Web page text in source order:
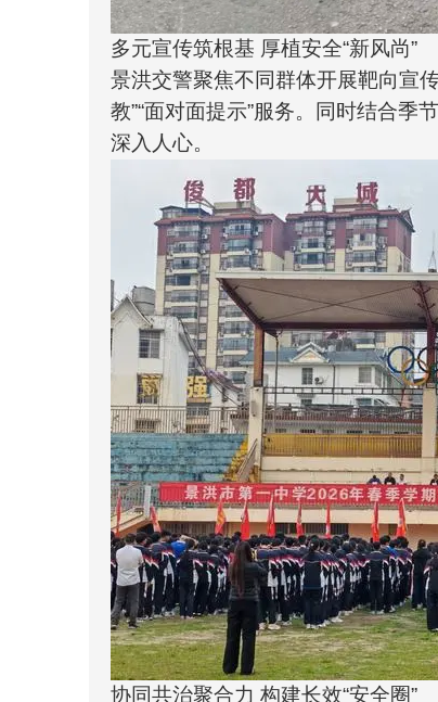
多元宣传筑根基 厚植安全“新风尚”
景洪交警聚焦不同群体开展靶向宣
教”“面对面提示”服务。同时结合季
深入人心。
协同共治聚合力 构建长效“安全圈”